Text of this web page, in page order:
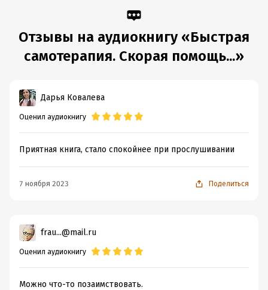
Отзывы на аудиокнигу «Быстрая
самотерапия. Скорая помощь...»
Дарья Ковалева
Оценил аудиокнигу
Приятная книга, стало спокойнее при прослушивании
7 ноября 2023 Поделиться
frau...@mail.ru
Оценил аудиокнигу
Можно что-то позаимствовать.